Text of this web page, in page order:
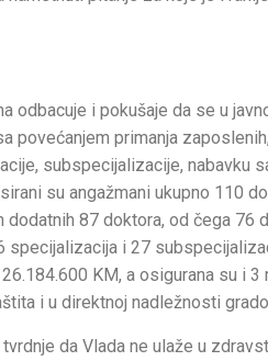
odbacuje i pokušaje da se u
povećanjem primanja
subspecijalizacije, nabavku
su angažmani ukupno 110
dodatnih 87 doktora, od čega
specijalizacija i 27
KM, a osigurana su i
i u direktnoj nadležnosti
da Vlada ne ulaže u